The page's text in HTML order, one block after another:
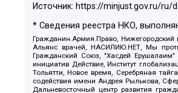
Источник:https://minjust.gov.ru/ru/
* Сведения реестра НКО,
Гражданин.Армия.Право, Нижегородский
Альянс врачей, НАСИЛИЮ.НЕТ, Мы
Гражданский Союз, "Хасдей
инициатив Действие, Институт
Тольятти, Новое время, Серебряная
содействия имени Андрея Рылькова,
Дальневосточный центр развития